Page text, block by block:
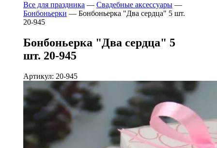
Все для праздника — Свадебные аксессуары —
Бонбоньерки — Бонбоньерка "Два сердца" 5 шт.
20-945
Бонбоньерка "Два сердца" 5
шт. 20-945
Артикул: 20-945